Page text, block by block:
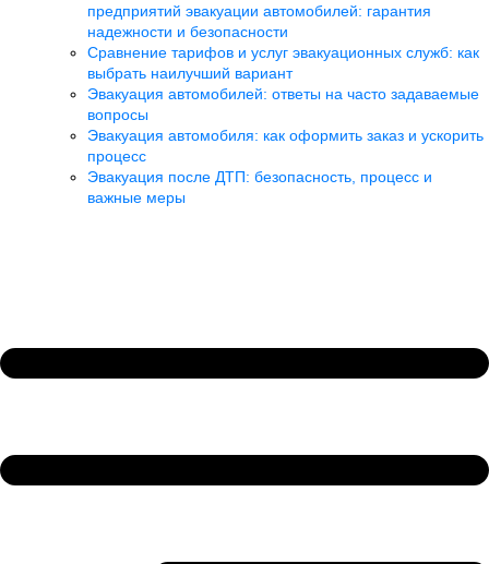
предприятий эвакуации автомобилей: гарантия
надежности и безопасности
Сравнение тарифов и услуг эвакуационных служб: как
выбрать наилучший вариант
Эвакуация автомобилей: ответы на часто задаваемые
вопросы
Эвакуация автомобиля: как оформить заказ и ускорить
процесс
Эвакуация после ДТП: безопасность, процесс и
важные меры